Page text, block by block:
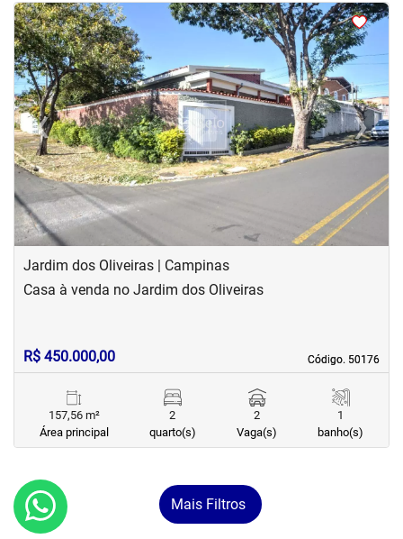
Mais Filtros
<<<<
‹Previous ›Next
Jardim dos Oliveiras | Campinas
Código. 50176
Código. 50176
Casa à venda no Jardim dos Oliveiras
R$ 450.000,00
157,56 m²
Área principal
2
quarto(s)
2
Vaga(s)
1
banho(s)